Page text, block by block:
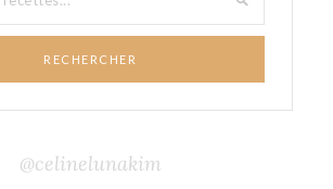
RECHERCHER
@celinelunakim